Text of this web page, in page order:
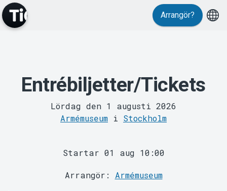
MyTickster
Support
Arrangör?
Entrébiljetter/Tickets
Lördag den 1 augusti 2026
Armémuseum i Stockholm
Startar 01 aug 10:00
Arrangör: Armémuseum